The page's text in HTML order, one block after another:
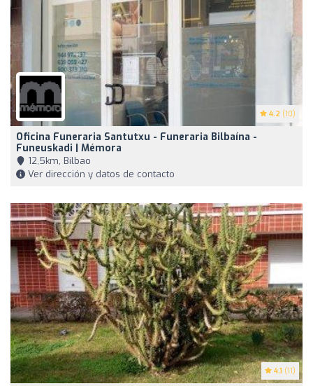
4.2 (10)
Oficina Funeraria Santutxu - Funeraria Bilbaína -
Funeuskadi | Mémora
12,5km, Bilbao
Ver dirección y datos de contacto
4.1 (11)